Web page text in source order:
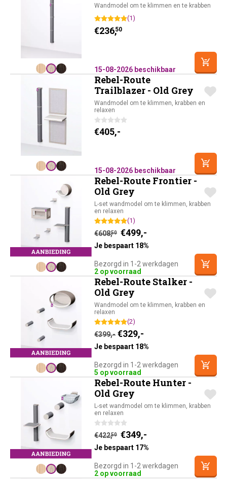
Wandmodel om te klimmen en te krabben
(1)
€236,50
15-08-2026 beschikbaar
Rebel-Route
Trailblazer - Old Grey
Wandmodel om te klimmen, krabben en
relaxen
€405,-
15-08-2026 beschikbaar
Rebel-Route Frontier -
Old Grey
L-set wandmodel om te klimmen, krabben
en relaxen
(1)
€608,50 Oorspronkelijke prijs
€499,-
Je bespaart 18%
Bezorgd in 1-2 werkdagen
2 op voorraad
Rebel-Route Stalker -
Old Grey
Wandmodel om te klimmen, krabben en
relaxen
(2)
€399,- Oorspronkelijke prijs
€329,-
Je bespaart 18%
Bezorgd in 1-2 werkdagen
5 op voorraad
Rebel-Route Hunter -
Old Grey
L-set wandmodel om te klimmen, krabben
en relaxen
€422,50 Oorspronkelijke prijs
€349,-
Je bespaart 17%
Bezorgd in 1-2 werkdagen
2 op voorraad